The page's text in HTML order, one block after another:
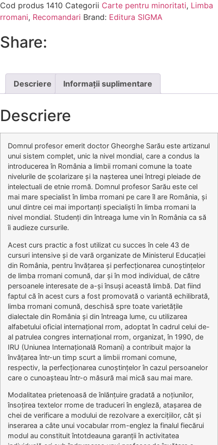
Cod produs 1410 Categorii Carte pentru minoritati, Limba
rromani, Recomandari Brand: Editura SIGMA
Share:
Descriere Informații suplimentare
Descriere
Domnul profesor emerit doctor Gheorghe Sarău este artizanul
unui sistem complet, unic la nivel mondial, care a condus la
introducerea în România a limbii rromani comune la toate
nivelurile de școlarizare și la nașterea unei întregi pleiade de
intelectuali de etnie rromă. Domnul profesor Sarău este cel
mai mare specialist în limba rromani pe care îl are România, și
unul dintre cei mai importanți specialiști în limba rromani la
nivel mondial. Studenți din întreaga lume vin în România ca să
îi audieze cursurile.
Acest curs practic a fost utilizat cu succes în cele 43 de
cursuri intensive și de vară organizate de Ministerul Educației
din România, pentru învățarea și perfecționarea cunoștințelor
de limba rromani comună, dar și în mod individual, de către
persoanele interesate de a-și însuși această limbă. Dat fiind
faptul că în acest curs a fost promovată o variantă echilibrată,
limba rromani comună, deschisă spre toate varietățile
dialectale din România și din întreaga lume, cu utilizarea
alfabetului oficial internațional rrom, adoptat în cadrul celui de-
al patrulea congres internațional rrom, organizat, în 1990, de
IRU (Uniunea Internațională Romani) a contribuit major la
învățarea într-un timp scurt a limbii rromani comune,
respectiv, la perfecționarea cunoștințelor în cazul persoanelor
care o cunoașteau într-o măsură mai mică sau mai mare.
Modalitatea prietenoasă de înlănțuire gradată a noțiunilor,
însoțirea textelor rrome de traduceri în engleză, atașarea de
chei de verificare a modului de rezolvare a exercițiilor, cât și
inserarea a câte unui vocabular rrom-englez la finalul fiecărui
modul au constituit întotdeauna garanții în activitatea